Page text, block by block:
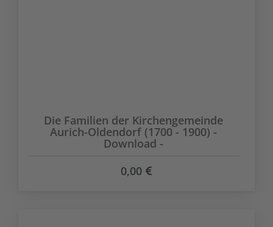
Die Familien der Kirchengemeinde
Aurich-Oldendorf (1700 - 1900) -
Download -
0,00